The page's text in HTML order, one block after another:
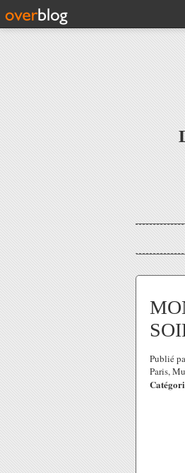
Publié
Paris,